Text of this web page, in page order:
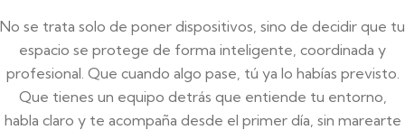
No se trata solo de poner dispositivos, sino de decidir que tu
espacio se protege de forma inteligente, coordinada y
profesional. Que cuando algo pase, tú ya lo habías previsto.
Que tienes un equipo detrás que entiende tu entorno,
habla claro y te acompaña desde el primer día, sin marearte